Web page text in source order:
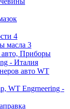
4
масла 3
Приборы
- Италия
авто WT
WT Engrneering -